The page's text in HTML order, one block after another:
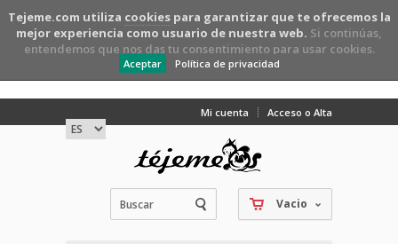
Tejeme.com utiliza cookiespara garantizar que te ofrecemos la
mejor experiencia como usuario de nuestra web. Si continúas,
entendemos que nos das tu consentimiento para usar cookies.
Aceptar Política de privacidad
Mi cuenta Acceso o Alta
Vacio